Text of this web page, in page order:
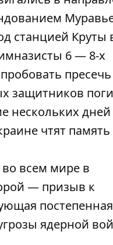
станцией Круты
6 — 8-х
пресечь
защитников
нескольких дней
чтят память
во всем мире в
— призыв к
постепенная
ядерной